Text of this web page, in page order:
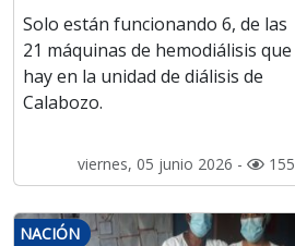
Solo están funcionando 6, de las
21 máquinas de hemodiálisis que
hay en la unidad de diálisis de
Calabozo.
viernes, 05 junio 2026 - 155
NACIÓN